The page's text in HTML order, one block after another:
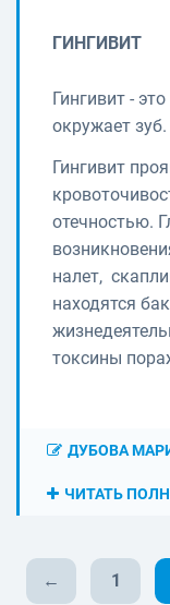
ГИНГИВИТ
Гингивит -
окружает зуб.
Гингивит
отечностью.
налет,
находятся
токсины
ДУБОВА
ЧИТАТЬ
← 1